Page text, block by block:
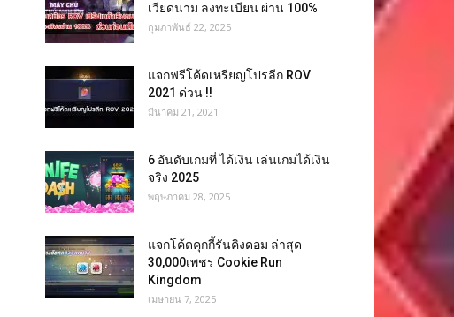
เวียดนาม ลงทะเบียน ผ่าน 100%
กุมภาพันธ์ 22, 2025
แจกฟรีโค้ดเหรียญโปรลีก ROV
2021 ด่วน !!
มีนาคม 21, 2021
6 อันดับเกมที่ ได้เงิน เล่นเกมได้เงิน
จริง 2025
พฤษภาคม 28, 2025
แจกโค้ดคุกกี้รันคิงดอม ล่าสุด
30,000เพชร Cookie Run
Kingdom
เมษายน 7, 2025